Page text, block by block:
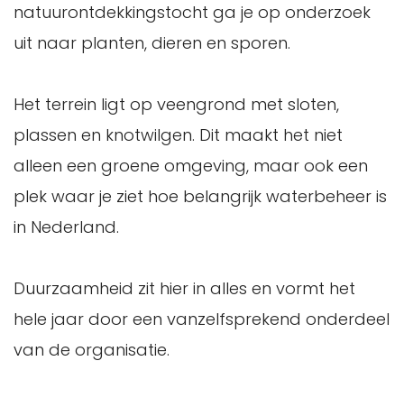
natuurontdekkingstocht ga je op onderzoek
uit naar planten, dieren en sporen.
Het terrein ligt op veengrond met sloten,
plassen en knotwilgen. Dit maakt het niet
alleen een groene omgeving, maar ook een
plek waar je ziet hoe belangrijk waterbeheer is
in Nederland.
Duurzaamheid zit hier in alles en vormt het
hele jaar door een vanzelfsprekend onderdeel
van de organisatie.